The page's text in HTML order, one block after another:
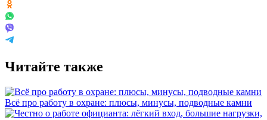
Читайте также
Всё про работу в охране: плюсы, минусы, подводные камни